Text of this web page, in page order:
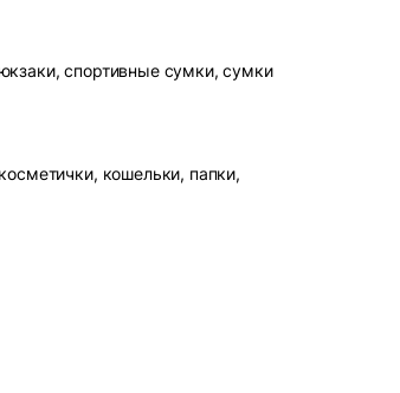
спортивные сумки, сумки
кошельки, папки,